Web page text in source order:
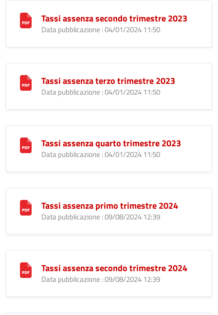
Tassi assenza secondo trimestre 2023
Data pubblicazione : 04/01/2024 11:50
Tassi assenza terzo trimestre 2023
Data pubblicazione : 04/01/2024 11:50
Tassi assenza quarto trimestre 2023
Data pubblicazione : 04/01/2024 11:50
Tassi assenza primo trimestre 2024
Data pubblicazione : 09/08/2024 12:39
Tassi assenza secondo trimestre 2024
Data pubblicazione : 09/08/2024 12:39